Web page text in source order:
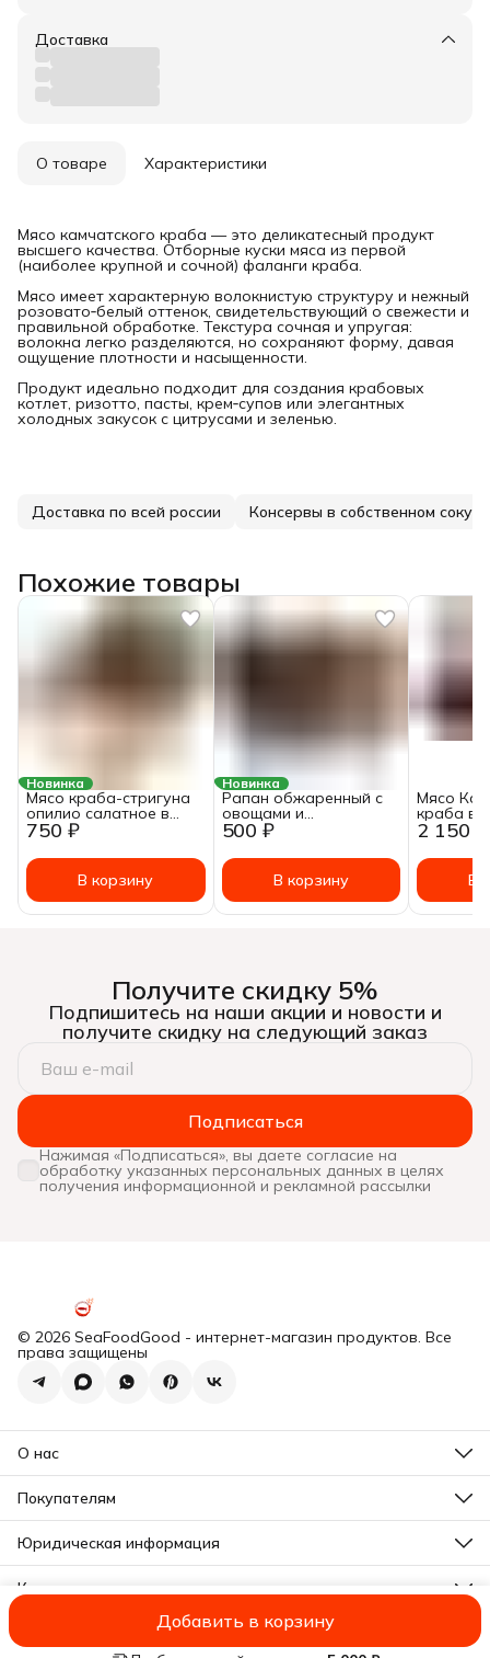
Добавить в корзину
Доставка
О товаре Характеристики
Мясо камчатского краба — это деликатесный продукт
высшего качества. Отборные куски мяса из первой
(наиболее крупной и сочной) фаланги краба.
Мясо имеет характерную волокнистую структуру и нежный
розовато‑белый оттенок, свидетельствующий о свежести и
правильной обработке. Текстура сочная и упругая:
волокна легко разделяются, но сохраняют форму, давая
ощущение плотности и насыщенности.
Продукт идеально подходит для создания крабовых
котлет, ризотто, пасты, крем‑супов или элегантных
холодных закусок с цитрусами и зеленью.
Доставка по всей россии Консервы в собственном соку
Похожие товары
Новинка
750 ₽
Мясо краба-стригуна
опилио салатное в
солевой заливке 120г
В корзину
Новинка
500 ₽
Рапан обжаренный с
овощами и
маринованным
огурцом в томатном
соусе ~ 240г
В корзину
2 150 ₽
Мясо
краба в
заливке
В
Получите скидку 5%
Подпишитесь на наши акции и новости и
получите скидку на следующий заказ
Подписаться
Нажимая «Подписаться», вы даете согласие на
обработку указанных персональных данных в целях
получения информационной и рекламной рассылки
© 2026 SeaFoodGood - интернет-магазин продуктов. Все
права защищены
О нас
Все новости
Почему мы?
Отзывы
Покупателям
Действующие акции
Программа лояльности
Подарочная карта
Отзывы
Юридическая информация
Оплата
Доставка
Правила возврата
Политика конфиденциальности
Контакты
Московская область, г. Щёлково, Вокзальная улица, дом 1,
строение 2.
ОплатаДоставкаПравила возвратаРеквизитыОферта